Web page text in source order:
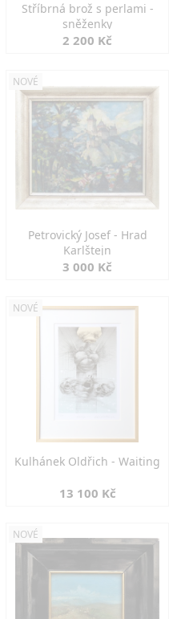
Stříbrná brož s perlami -
sněženky
2 200 Kč
NOVÉ
Petrovický Josef - Hrad
Karlštejn
3 000 Kč
NOVÉ
Kulhánek Oldřich - Waiting
13 100 Kč
NOVÉ